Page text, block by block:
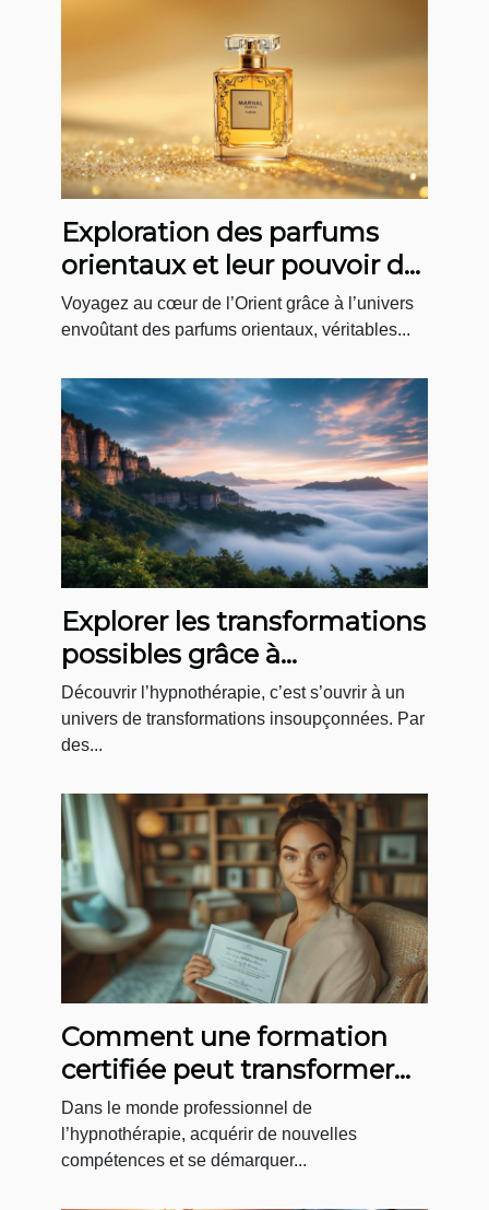
Exploration des parfums
orientaux et leur pouvoir de
séduction mystérieuse
Voyagez au cœur de l’Orient grâce à l’univers
envoûtant des parfums orientaux, véritables...
Explorer les transformations
possibles grâce à
l'hypnothérapie
Découvrir l’hypnothérapie, c’est s’ouvrir à un
univers de transformations insoupçonnées. Par
des...
Comment une formation
certifiée peut transformer
votre carrière
d’hypnothérapeute ?
Dans le monde professionnel de
l’hypnothérapie, acquérir de nouvelles
compétences et se démarquer...